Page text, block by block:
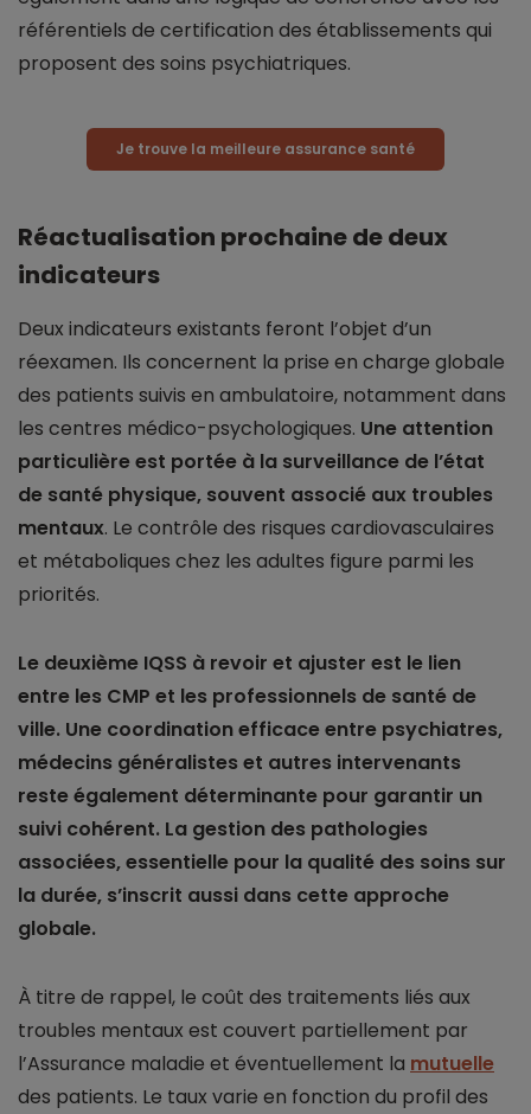
référentiels de certification des établissements qui
proposent des soins psychiatriques.
Je trouve la meilleure assurance santé
Réactualisation prochaine de deux
indicateurs
Deux indicateurs existants feront l’objet d’un
réexamen. Ils concernent la prise en charge globale
des patients suivis en ambulatoire, notamment dans
les centres médico-psychologiques. Une attention
particulière est portée à la surveillance de l’état
de santé physique, souvent associé aux troubles
mentaux. Le contrôle des risques cardiovasculaires
et métaboliques chez les adultes figure parmi les
priorités.
Le deuxième IQSS à revoir et ajuster est le lien
entre les CMP et les professionnels de santé de
ville. Une coordination efficace entre psychiatres,
médecins généralistes et autres intervenants
reste également déterminante pour garantir un
suivi cohérent. La gestion des pathologies
associées, essentielle pour la qualité des soins sur
la durée, s’inscrit aussi dans cette approche
globale.
À titre de rappel, le coût des traitements liés aux
troubles mentaux est couvert partiellement par
l’Assurance maladie et éventuellement la mutuelle
des patients. Le taux varie en fonction du profil des